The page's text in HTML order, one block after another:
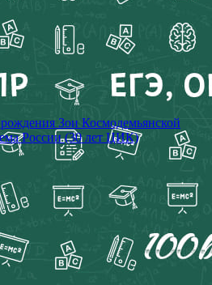
Зои Космодемьянской
России (30 лет ЦИК)